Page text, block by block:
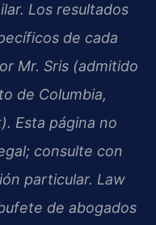
Los resultados
de cada
Mr. Sris (admitido
de Columbia,
Esta página no
consulte con
particular. Law
de abogados